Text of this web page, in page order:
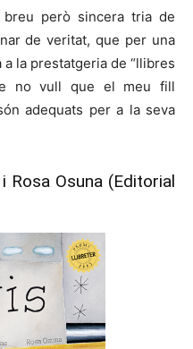
però sincera tria de
de veritat, que per una
la prestatgeria de “llibres
no vull que el meu fill
adequats per a la seva
Rosa Osuna (Editorial